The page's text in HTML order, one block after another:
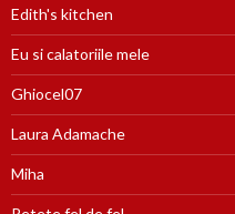
Edith's kitchen
Eu si calatoriile mele
Ghiocel07
Laura Adamache
Miha